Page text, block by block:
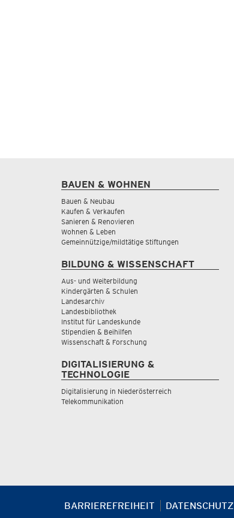
BAUEN & WOHNEN
Bauen & Neubau
Kaufen & Verkaufen
Sanieren & Renovieren
Wohnen & Leben
Gemeinnützige/mildtätige Stiftungen
BILDUNG & WISSENSCHAFT
Aus- und Weiterbildung
Kindergärten & Schulen
Landesarchiv
Landesbibliothek
Institut für Landeskunde
Stipendien & Beihilfen
Wissenschaft & Forschung
DIGITALISIERUNG &
TECHNOLOGIE
Digitalisierung in Niederösterreich
Telekommunikation
BARRIEREFREIHEIT DATENSCHUTZ